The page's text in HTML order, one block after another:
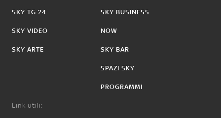
SKY TG 24
SKY VIDEO
SKY ARTE
SKY BUSINESS
NOW
SKY BAR
SPAZI SKY
PROGRAMMI
Link utili: